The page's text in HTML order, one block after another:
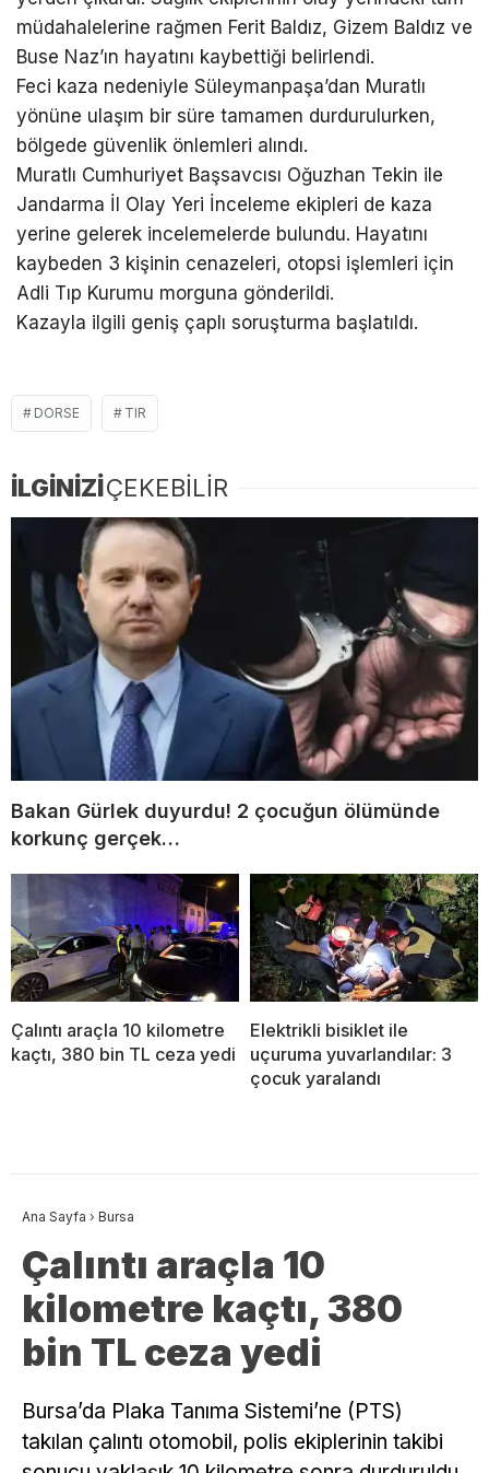
müdahalelerine rağmen Ferit Baldız, Gizem Baldız ve
Buse Naz’ın hayatını kaybettiği belirlendi.
Feci kaza nedeniyle Süleymanpaşa’dan Muratlı
yönüne ulaşım bir süre tamamen durdurulurken,
bölgede güvenlik önlemleri alındı.
Muratlı Cumhuriyet Başsavcısı Oğuzhan Tekin ile
Jandarma İl Olay Yeri İnceleme ekipleri de kaza
yerine gelerek incelemelerde bulundu. Hayatını
kaybeden 3 kişinin cenazeleri, otopsi işlemleri için
Adli Tıp Kurumu morguna gönderildi.
Kazayla ilgili geniş çaplı soruşturma başlatıldı.
DORSE TIR
İLGİNİZİÇEKEBİLİR
Bakan Gürlek duyurdu! 2 çocuğun ölümünde
korkunç gerçek…
Çalıntı araçla 10 kilometre
kaçtı, 380 bin TL ceza yedi
Elektrikli bisiklet ile
uçuruma yuvarlandılar: 3
çocuk yaralandı
Ana Sayfa › Bursa
Çalıntı araçla 10
kilometre kaçtı, 380
bin TL ceza yedi
Bursa’da Plaka Tanıma Sistemi’ne (PTS)
takılan çalıntı otomobil, polis ekiplerinin takibi